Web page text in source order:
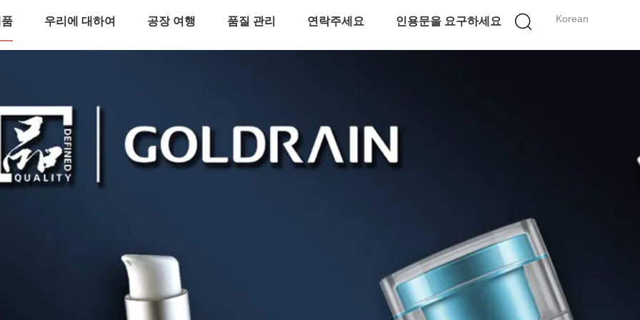
Korean
우리에 대하여 공장 여행 품질 관리 연락주세요 인용문을 요구하세요